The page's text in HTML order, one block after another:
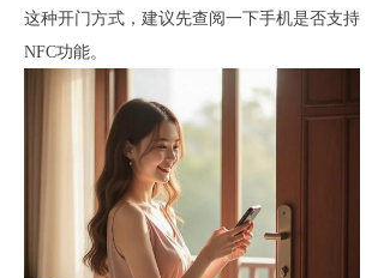
这种开门方式， 建议先查阅一下手机是否支持
NFC功能。